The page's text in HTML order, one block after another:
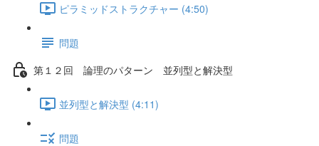
ピラミッドストラクチャー (4:50)
問題
第１２回 論理のパターン 並列型と解決型
並列型と解決型 (4:11)
問題